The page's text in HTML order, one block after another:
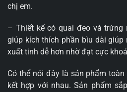
chị em.
– Thiết kế có quai đeo và trứng
giúp kích thích phần bìu dài
xuất tinh dễ hơn nhờ đạt cực
Có thể nói đây là sản phẩm
kết hợp với nhau. Sản phẩm